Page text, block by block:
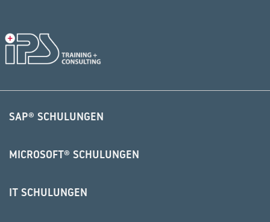
SAP® SCHULUNGEN
MICROSOFT® SCHULUNGEN
IT SCHULUNGEN